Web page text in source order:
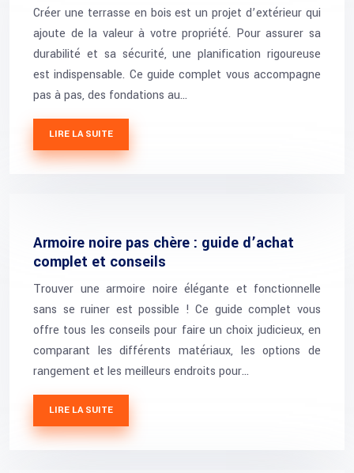
Créer une terrasse en bois est un projet d’extérieur qui
ajoute de la valeur à votre propriété. Pour assurer sa
durabilité et sa sécurité, une planification rigoureuse
est indispensable. Ce guide complet vous accompagne
pas à pas, des fondations au…
LIRE LA SUITE
Armoire noire pas chère : guide d’achat
complet et conseils
Trouver une armoire noire élégante et fonctionnelle
sans se ruiner est possible ! Ce guide complet vous
offre tous les conseils pour faire un choix judicieux, en
comparant les différents matériaux, les options de
rangement et les meilleurs endroits pour…
LIRE LA SUITE